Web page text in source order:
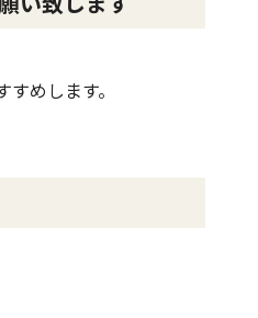
めします。